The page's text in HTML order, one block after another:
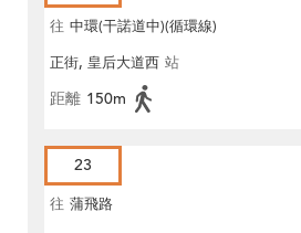
往 中環(干諾道中)(循環線)
正街, 皇后大道西 站
距離 150m
23
往 蒲飛路